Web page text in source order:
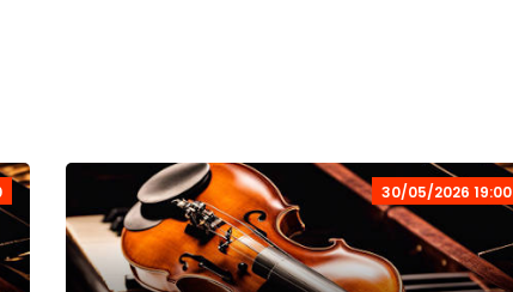
30/05/2026 19:00